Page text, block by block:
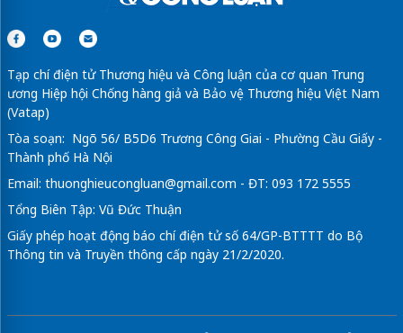
Tạp chí điện tử Thương hiệu và Công luận của cơ quan Trung
ương Hiệp hội Chống hàng giả và Bảo vệ Thương hiệu Việt Nam
(Vatap)
Tòa soạn: Ngõ 56/ B5D6 Trương Công Giai - Phường Cầu Giấy -
Thành phố Hà Nội
Email: thuonghieucongluan@gmail.com - ĐT: 093 172 5555
Tổng Biên Tập: Vũ Đức Thuận
Giấy phép hoạt động báo chí điện tử số 64/GP-BTTTT do Bộ
Thông tin và Truyền thông cấp ngày 21/2/2020.